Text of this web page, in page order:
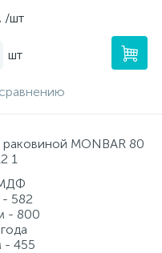
/шт
шт
MONBAR 80
1
582
- 800
- 455